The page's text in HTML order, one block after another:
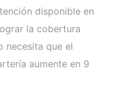
disponible en
la cobertura
necesita que el
aumente en 9